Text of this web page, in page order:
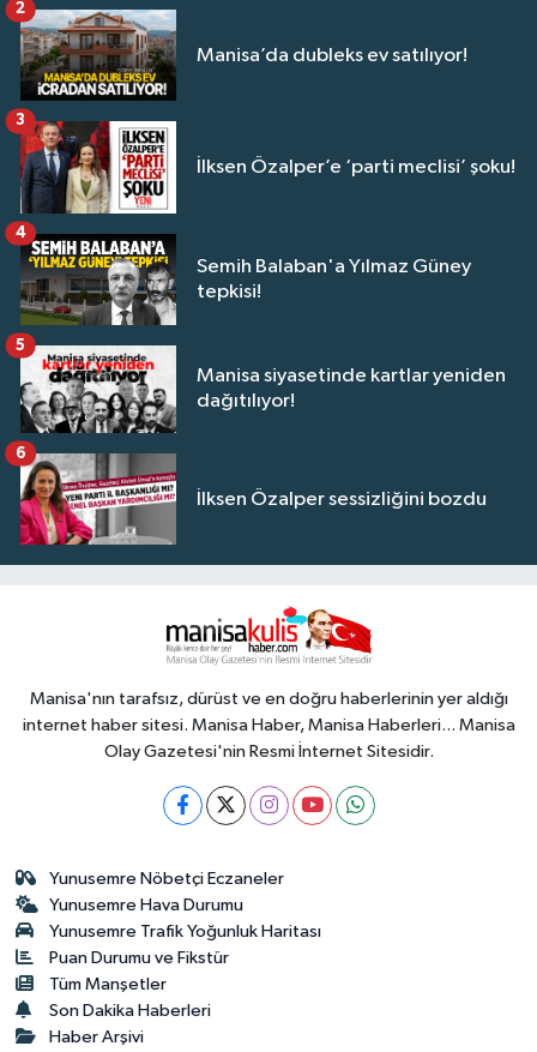
Manisa’da dubleks ev satılıyor!
2
İlksen Özalper’e ‘parti meclisi’ şoku!
3
Semih Balaban'a Yılmaz Güney
tepkisi!
4
Manisa siyasetinde kartlar yeniden
dağıtılıyor!
5
İlksen Özalper sessizliğini bozdu
6
Manisa'nın tarafsız, dürüst ve en doğru haberlerinin yer aldığı
internet haber sitesi. Manisa Haber, Manisa Haberleri... Manisa
Olay Gazetesi'nin Resmi İnternet Sitesidir.
Yunusemre Nöbetçi Eczaneler
Yunusemre Hava Durumu
Yunusemre Trafik Yoğunluk Haritası
Puan Durumu ve Fikstür
Tüm Manşetler
Son Dakika Haberleri
Haber Arşivi